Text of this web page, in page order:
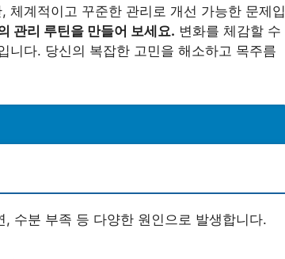
체계적이고 꾸준한 관리로 개선 가능한 문제입
관리 루틴을 만들어 보세요. 변화를 체감할 수
니다. 당신의 복잡한 고민을 해소하고 목주름
수분 부족 등 다양한 원인으로 발생합니다.